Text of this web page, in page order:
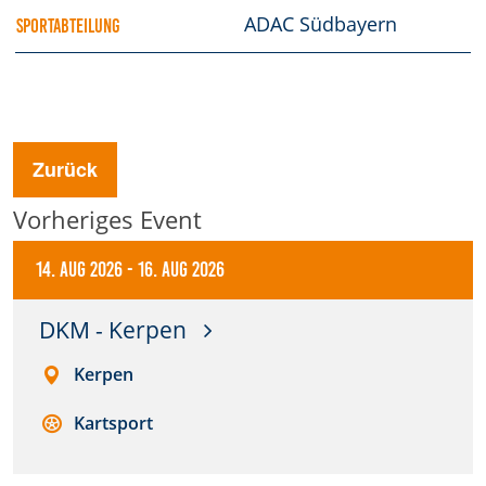
SPORTABTEILUNG ADAC Südbayern
Zurück
Vorheriges Event
14. Aug 2026-16. Aug 2026
DKM - Kerpen
Kerpen
Kartsport
Anbieter:
Dieser Cookie speichert Informationen zu
verwendeten Hintergrundbildern der Website.
24 Stunden
Cookie Consent
cookie_consent
Anbieter: